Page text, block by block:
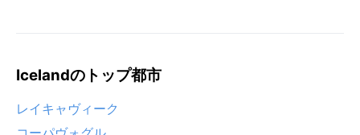
Icelandのトップ都市
レイキャヴィーク